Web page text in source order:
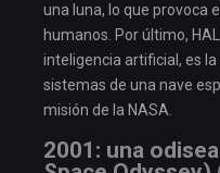
una luna, lo que provoca
humanos. Por último,
inteligencia artificial, es
sistemas de una nave
misión de la NASA.
2001: una